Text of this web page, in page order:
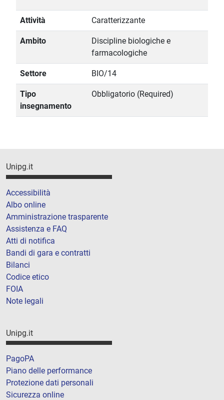
Attività Caratterizzante
Ambito
Discipline biologiche e
farmacologiche
Settore BIO/14
Tipo
insegnamento
Obbligatorio (Required)
Unipg.it
Accessibilità
Albo online
Amministrazione trasparente
Assistenza e FAQ
Atti di notifica
Bandi di gara e contratti
Bilanci
Codice etico
FOIA
Note legali
Unipg.it
PagoPA
Piano delle performance
Protezione dati personali
Sicurezza online